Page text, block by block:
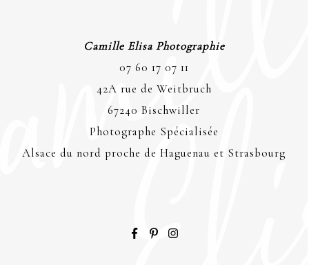
Camille Elisa Photographie
07 60 17 07 11
42A rue de Weitbruch
67240 Bischwiller
Photographe Spécialisée
Alsace du nord proche de Haguenau et Strasbourg